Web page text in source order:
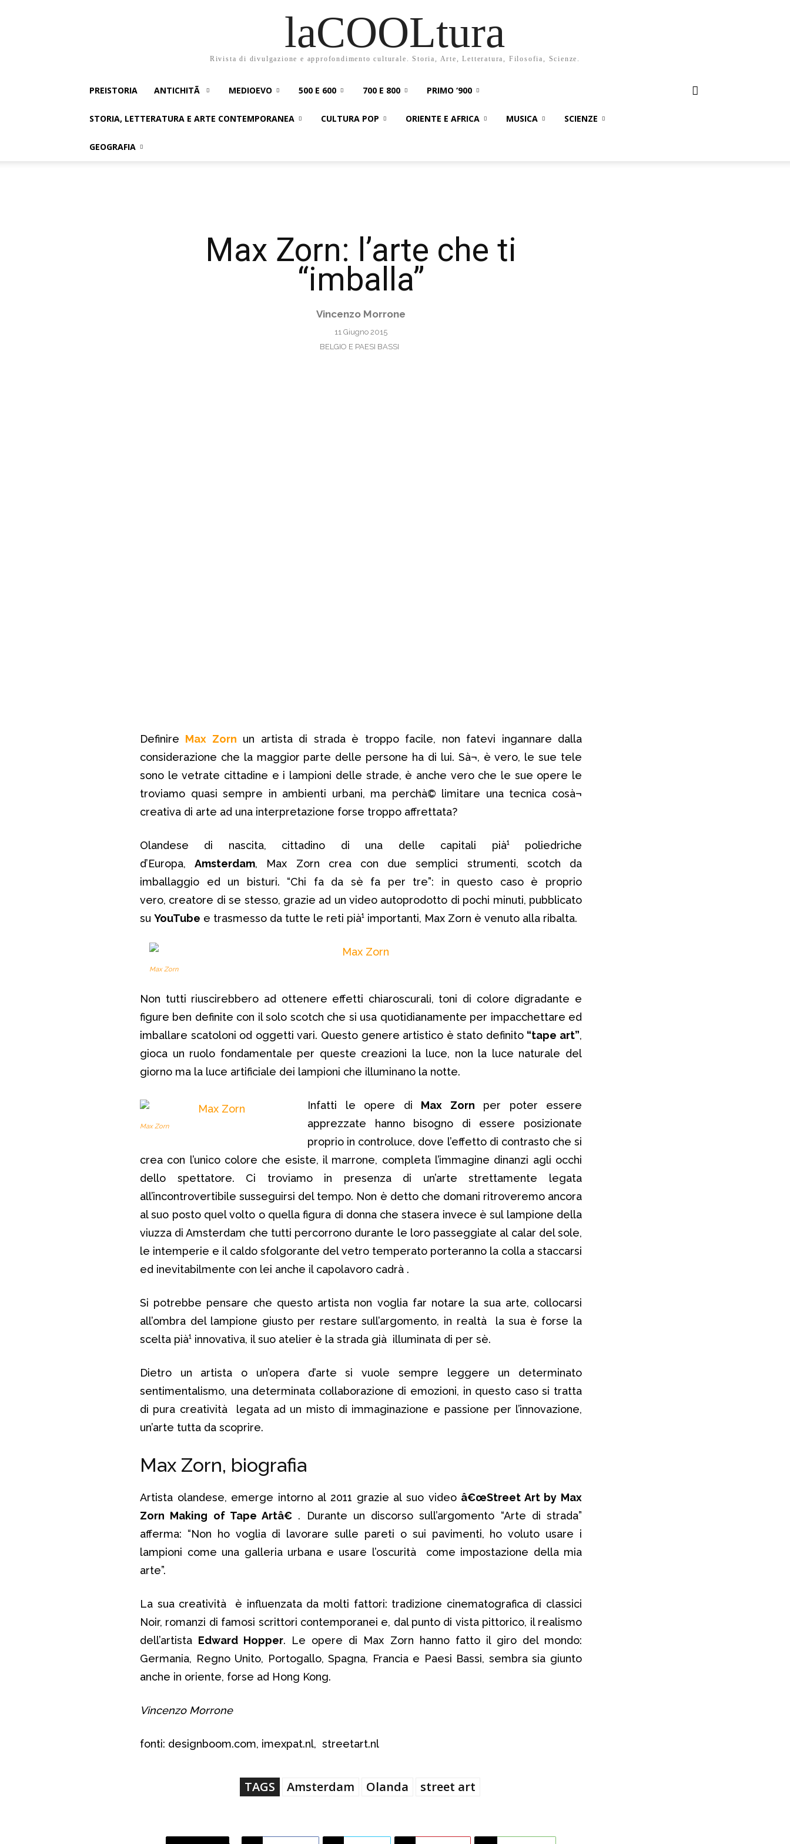
laCOOLtura
Rivista di divulgazione e approfondimento culturale. Storia, Arte, Letteratura, Filosofia, Scienze.
PREISTORIA ANTICHITÃ MEDIOEVO 500 E 600 700 E 800 PRIMO ‘900
STORIA, LETTERATURA E ARTE CONTEMPORANEA CULTURA POP ORIENTE E AFRICA MUSICA SCIENZE
GEOGRAFIA
Max Zorn: l’arte che ti
“imballa”
Vincenzo Morrone
11 Giugno 2015
BELGIO E PAESI BASSI
Definire Max Zorn un artista di strada è troppo facile, non fatevi ingannare dalla
considerazione che la maggior parte delle persone ha di lui. Sà¬, è vero, le sue tele
sono le vetrate cittadine e i lampioni delle strade, è anche vero che le sue opere le
troviamo quasi sempre in ambienti urbani, ma perchà© limitare una tecnica cosà¬
creativa di arte ad una interpretazione forse troppo affrettata?
Olandese di nascita, cittadino di una delle capitali pià¹ poliedriche
d’Europa,Amsterdam, Max Zorn crea con due semplici strumenti, scotch da
imballaggio ed un bisturi. “Chi fa da sè fa per tre”: in questo caso è proprio
vero, creatore di se stesso, grazie ad un video autoprodotto di pochi minuti, pubblicato
su YouTube e trasmesso da tutte le reti pià¹ importanti, Max Zorn è venuto alla ribalta.
Max Zorn
Non tutti riuscirebbero ad ottenere effetti chiaroscurali, toni di colore digradante e
figure ben definite con il solo scotch che si usa quotidianamente per impacchettare ed
imballare scatoloni od oggetti vari. Questo genere artistico è stato definito “tape art”,
gioca un ruolo fondamentale per queste creazioni la luce, non la luce naturale del
giorno ma la luce artificiale dei lampioni che illuminano la notte.
Max Zorn
Infatti le opere di Max Zorn per poter essere
apprezzate hanno bisogno di essere posizionate
proprio in controluce, dove l’effetto di contrasto che si
crea con l’unico colore che esiste, il marrone, completa l’immagine dinanzi agli occhi
dello spettatore. Ci troviamo in presenza di un’arte strettamente legata
all’incontrovertibile susseguirsi del tempo. Non è detto che domani ritroveremo ancora
al suo posto quel volto o quella figura di donna che stasera invece è sul lampione della
viuzza di Amsterdam che tutti percorrono durante le loro passeggiate al calar del sole,
le intemperie e il caldo sfolgorante del vetro temperato porteranno la colla a staccarsi
ed inevitabilmente con lei anche il capolavoro cadrà .
Si potrebbe pensare che questo artista non voglia far notare la sua arte, collocarsi
all’ombra del lampione giusto per restare sull’argomento, in realtà la sua è forse la
scelta pià¹ innovativa, il suo atelier è la strada già illuminata di per sè.
Dietro un artista o un’opera d’arte si vuole sempre leggere un determinato
sentimentalismo, una determinata collaborazione di emozioni, in questo caso si tratta
di pura creatività legata ad un misto di immaginazione e passione per l’innovazione,
un’arte tutta da scoprire.
Max Zorn, biografia
Artista olandese, emerge intorno al 2011 grazie al suo video â€œStreet Art by Max
Zorn Making of Tape Artâ€ . Durante un discorso sull’argomento “Arte di strada”
afferma: “Non ho voglia di lavorare sulle pareti o sui pavimenti, ho voluto usare i
lampioni come una galleria urbana e usare l’oscurità come impostazione della mia
arte”.
La sua creatività è influenzata da molti fattori: tradizione cinematografica di classici
Noir, romanzi di famosi scrittori contemporanei e, dal punto di vista pittorico, il realismo
dell’artista Edward Hopper. Le opere di Max Zorn hanno fatto il giro del mondo:
Germania, Regno Unito, Portogallo, Spagna, Francia e Paesi Bassi, sembra sia giunto
anche in oriente, forse ad Hong Kong.
Vincenzo Morrone
fonti: designboom.com, imexpat.nl, streetart.nl
TAGS Amsterdam Olanda street art